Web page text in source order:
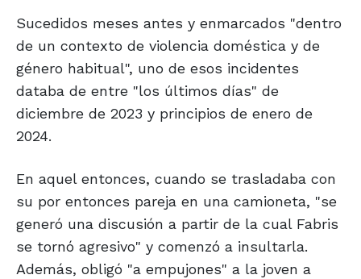
Sucedidos meses antes y enmarcados "dentro
de un contexto de violencia doméstica y de
género habitual", uno de esos incidentes
databa de entre "los últimos días" de
diciembre de 2023 y principios de enero de
2024.
En aquel entonces, cuando se trasladaba con
su por entonces pareja en una camioneta, "se
generó una discusión a partir de la cual Fabris
se tornó agresivo" y comenzó a insultarla.
Además, obligó "a empujones" a la joven a